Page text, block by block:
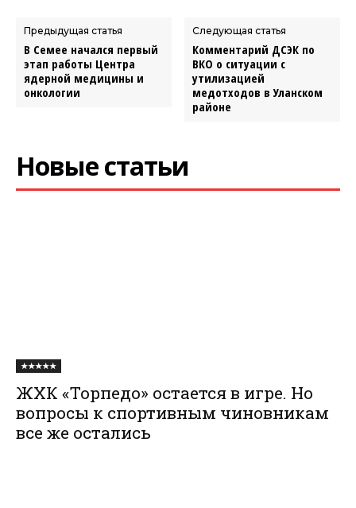
Предыдущая статья
В Семее начался первый
этап работы Центра
ядерной медицины и
онкологии
Следующая статья
Комментарий ДСЭК по
ВКО о ситуации с
утилизацией
медотходов в Уланском
районе
Новые статьи
★★★★★
ЖХК «Торпедо» остается в игре. Но
вопросы к спортивным чиновникам
все же остались